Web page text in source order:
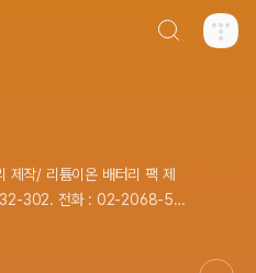
제작/ 리튬이온 배터리 팩 제
32-302. 전화 : 02-2068-53